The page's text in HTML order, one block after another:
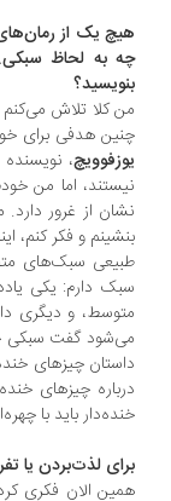
یک از رمان‌های شما
به لحاظ سبکی. شما
کلا تلاش می‌کنم که در
هدفی برای خود
، نویسنده
اما من خودم هم
از غرور دارد. من
و فکر کنم، اینجا
سبک‌های متفاوتی
دارم: یکی
و دیگری داستان
گفت سبکی خشک
چیزهای خنده‌دار
چیزهای خنده‌دار
باید با چهره‌ای
لذت‌بردن یا
الان فکری کردم و